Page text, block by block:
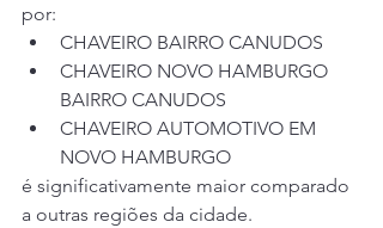
por:
CHAVEIRO BAIRRO CANUDOS
CHAVEIRO NOVO HAMBURGO
BAIRRO CANUDOS
CHAVEIRO AUTOMOTIVO EM
NOVO HAMBURGO
é significativamente maior comparado
a outras regiões da cidade.